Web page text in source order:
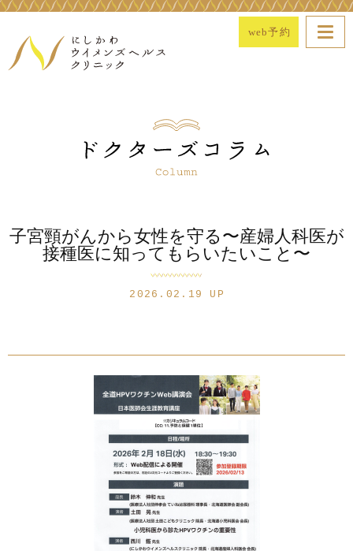
web予約
子宮頸がんから女性を守る〜産婦人科医が
接種医に知ってもらいたいこと〜
2026.02.19 UP